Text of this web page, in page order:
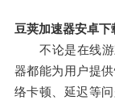
豆荚加速器安卓下
不论是在线游
器都能为用户提
络卡顿、延迟等问